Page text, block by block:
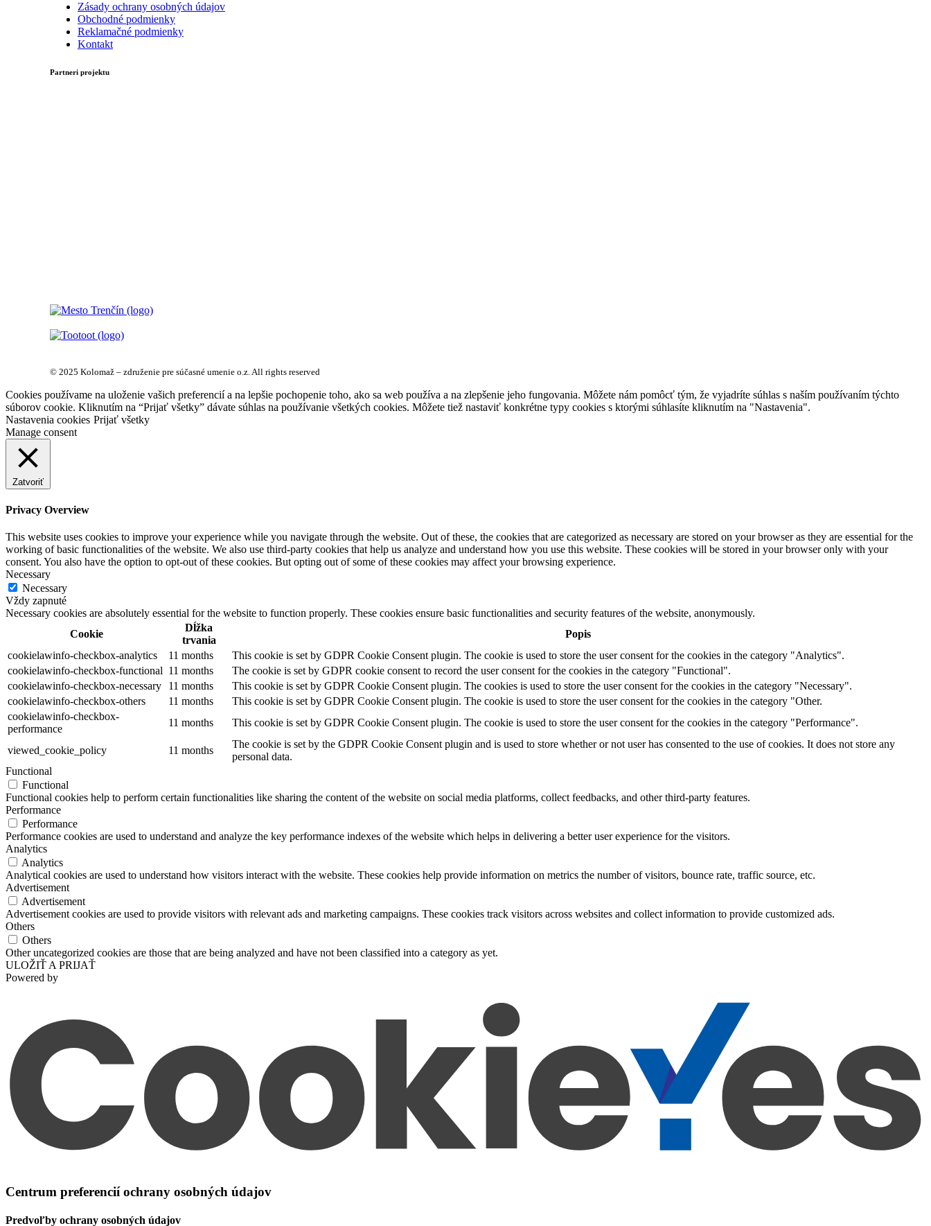
Zásady ochrany osobných údajov
Obchodné podmienky
Reklamačné podmienky
Kontakt
Partneri projektu
© 2025 Kolomaž – združenie pre súčasné umenie o.z. All rights reserved
Cookies používame na uloženie vašich preferencií a na lepšie pochopenie toho, ako sa web používa a na zlepšenie jeho fungovania. Môžete nám pomôcť tým, že vyjadríte súhlas s naším používaním týchto
súborov cookie. Kliknutím na “Prijať všetky” dávate súhlas na používanie všetkých cookies. Môžete tiež nastaviť konkrétne typy cookies s ktorými súhlasíte kliknutím na "Nastavenia".
Nastavenia cookies Prijať všetky
Manage consent
Zatvoriť
Privacy Overview
This website uses cookies to improve your experience while you navigate through the website. Out of these, the cookies that are categorized as necessary are stored on your browser as they are essential for the
working of basic functionalities of the website. We also use third-party cookies that help us analyze and understand how you use this website. These cookies will be stored in your browser only with your
consent. You also have the option to opt-out of these cookies. But opting out of some of these cookies may affect your browsing experience.
Necessary
Necessary
Vždy zapnuté
Necessary cookies are absolutely essential for the website to function properly. These cookies ensure basic functionalities and security features of the website, anonymously.
Cookie
Dĺžka
trvania
Popis
cookielawinfo-checkbox-analytics
11 months
This cookie is set by GDPR Cookie Consent plugin. The cookie is used to store the user consent for the cookies in the category "Analytics".
cookielawinfo-checkbox-functional 11 months
The cookie is set by GDPR cookie consent to record the user consent for the cookies in the category "Functional".
cookielawinfo-checkbox-necessary
11 months
This cookie is set by GDPR Cookie Consent plugin. The cookies is used to store the user consent for the cookies in the category "Necessary".
cookielawinfo-checkbox-others
11 months
This cookie is set by GDPR Cookie Consent plugin. The cookie is used to store the user consent for the cookies in the category "Other.
cookielawinfo-checkbox-
performance
11 months This cookie is set by GDPR Cookie Consent plugin. The cookie is used to store the user consent for the cookies in the category "Performance".
viewed_cookie_policy 11 months
The cookie is set by the GDPR Cookie Consent plugin and is used to store whether or not user has consented to the use of cookies. It does not store any
personal data.
Functional
Functional
Functional cookies help to perform certain functionalities like sharing the content of the website on social media platforms, collect feedbacks, and other third-party features.
Performance
Performance
Performance cookies are used to understand and analyze the key performance indexes of the website which helps in delivering a better user experience for the visitors.
Analytics
Analytics
Analytical cookies are used to understand how visitors interact with the website. These cookies help provide information on metrics the number of visitors, bounce rate, traffic source, etc.
Advertisement
Advertisement
Advertisement cookies are used to provide visitors with relevant ads and marketing campaigns. These cookies track visitors across websites and collect information to provide customized ads.
Others
Others
Other uncategorized cookies are those that are being analyzed and have not been classified into a category as yet.
ULOŽIŤ A PRIJAŤ
Powered by
Centrum preferencií ochrany osobných údajov
Predvoľby ochrany osobných údajov